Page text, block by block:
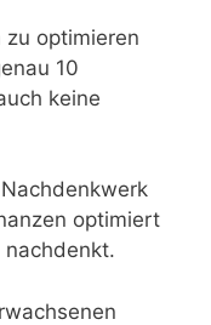
zu optimieren
10
keine
optimiert
nachdenkt.